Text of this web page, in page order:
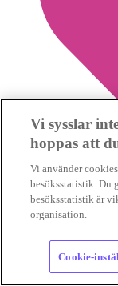
Vi sysslar
hoppas att
Vi använder
besöksstatistik. Du
besöksstatistik är
organisation.
Cookie-